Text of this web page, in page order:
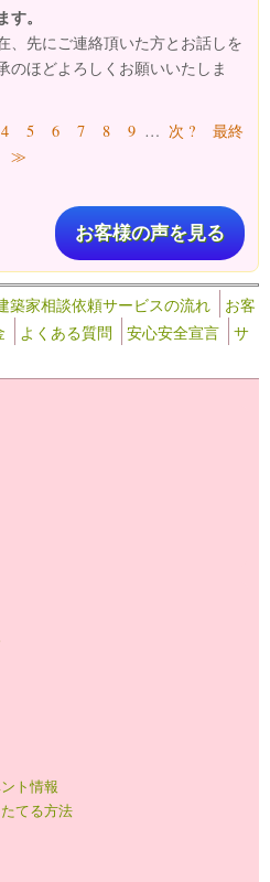
。
、先にご連絡頂いた方とお話しを
のほどよろしくお願いいたしま
4 5 6 7 8 9 … 次 ?
最終
≫
お客様の声を見る
築家相談依頼サービスの流れ
お客
よくある質問 安心安全宣言
サ
ト情報
てる方法